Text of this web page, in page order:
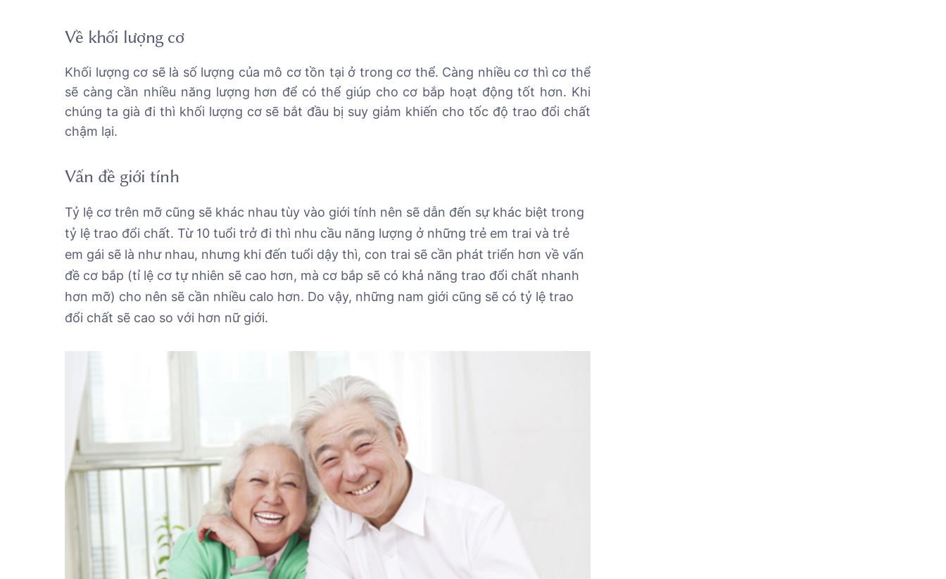
Về khối lượng cơ
Khối lượng cơ sẽ là số lượng của mô cơ tồn tại ở trong cơ thể. Càng nhiều cơ thì cơ thể
sẽ càng cần nhiều năng lượng hơn để có thể giúp cho cơ bắp hoạt động tốt hơn. Khi
chúng ta già đi thì khối lượng cơ sẽ bắt đầu bị suy giảm khiến cho tốc độ trao đổi chất
chậm lại.
Vấn đề giới tính
Tỷ lệ cơ trên mỡ cũng sẽ khác nhau tùy vào giới tính nên sẽ dẫn đến sự khác biệt trong
tỷ lệ trao đổi chất. Từ 10 tuổi trở đi thì nhu cầu năng lượng ở những trẻ em trai và trẻ
em gái sẽ là như nhau, nhưng khi đến tuổi dậy thì, con trai sẽ cần phát triển hơn về vấn
đề cơ bắp (tỉ lệ cơ tự nhiên sẽ cao hơn, mà cơ bắp sẽ có khả năng trao đổi chất nhanh
hơn mỡ) cho nên sẽ cần nhiều calo hơn. Do vậy, những nam giới cũng sẽ có tỷ lệ trao
đổi chất sẽ cao so với hơn nữ giới.